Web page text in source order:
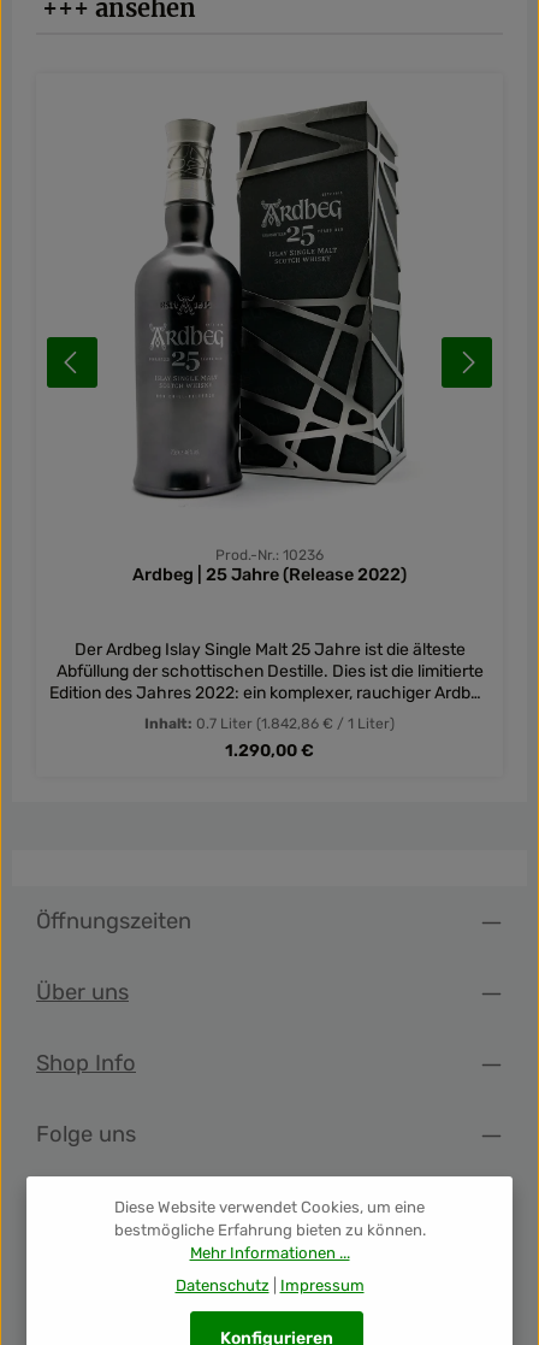
+++ ansehen
Prod.-Nr.: 10236
Ardbeg | 25 Jahre (Release 2022)
Der Ardbeg Islay Single Malt 25 Jahre ist die älteste
Abfüllung der schottischen Destille. Dies ist die limitierte
Edition des Jahres 2022: ein komplexer, rauchiger Ardbeg
- spannend und exklusiv!
Inhalt: 0.7 Liter (1.842,86 € / 1 Liter)
Regulärer Preis:
1.290,00 €
Öffnungszeiten
Über uns
Shop Info
Folge uns
Newsletter
Unsere Auszeichnungen
Diese Website verwendet Cookies, um eine
bestmögliche Erfahrung bieten zu können.
Mehr Informationen ...
Datenschutz| Impressum
Konfigurieren